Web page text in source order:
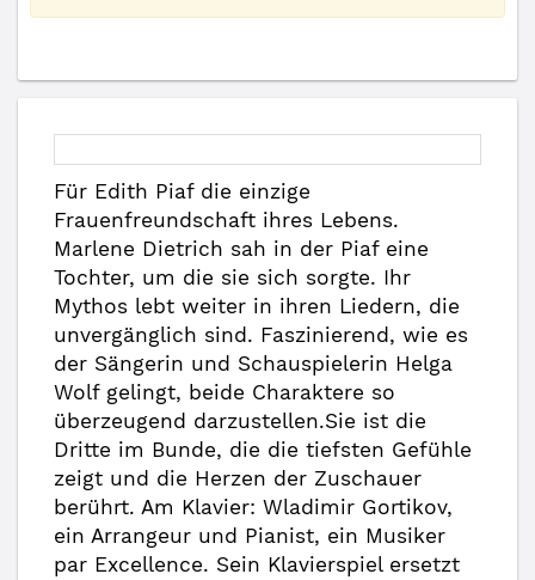
Für Edith Piaf die einzige
Frauenfreundschaft ihres Lebens.
Marlene Dietrich sah in der Piaf eine
Tochter, um die sie sich sorgte. Ihr
Mythos lebt weiter in ihren Liedern, die
unvergänglich sind. Faszinierend, wie es
der Sängerin und Schauspielerin Helga
Wolf gelingt, beide Charaktere so
überzeugend darzustellen.Sie ist die
Dritte im Bunde, die die tiefsten Gefühle
zeigt und die Herzen der Zuschauer
berührt. Am Klavier: Wladimir Gortikov,
ein Arrangeur und Pianist, ein Musiker
par Excellence. Sein Klavierspiel ersetzt